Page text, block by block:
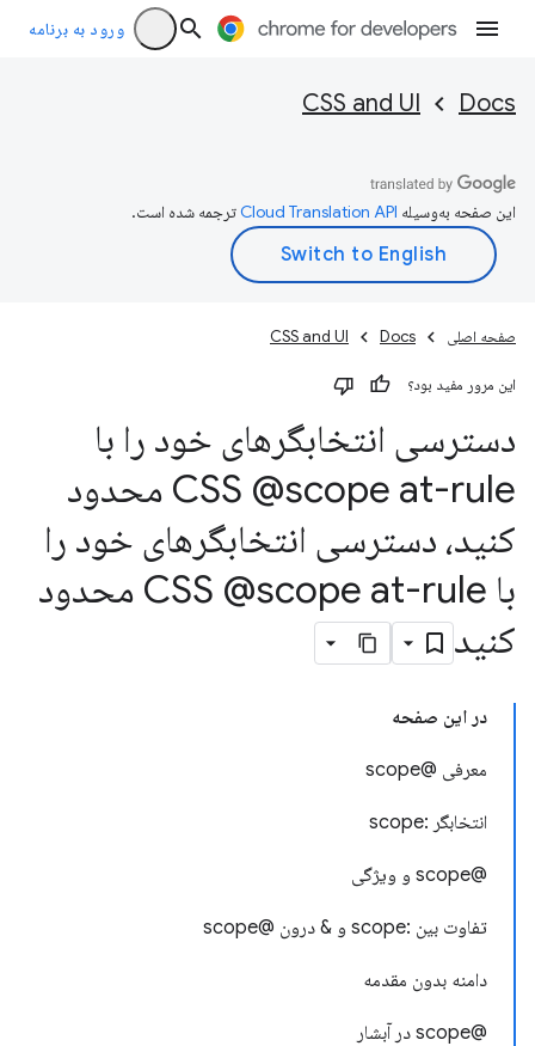
ورود به برنامه
Docs
CSS and UI
این صفحه به‌وسیله ترجمه شده است.
صفحه اصلی Docs
CSS and UI
این مرور مفید بود؟
دسترسی انتخابگرهای خود را با
CSS @scope at-rule محدود
کنید، دسترسی انتخابگرهای خود را
با CSS @scope at-rule محدود
کنید
در این صفحه
معرفی @scope
انتخابگر :scope
@scope و ویژگی
تفاوت بین :scope و & درون @scope
دامنه بدون مقدمه
@scope در آبشار